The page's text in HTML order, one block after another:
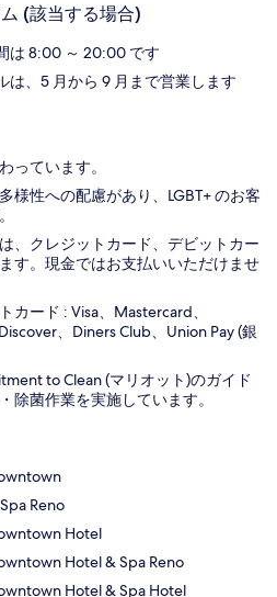
(該当する場合)
は 8:00 ～ 20:00 です
は、5 月から 9 月まで営業します
っています。
様性への配慮があり、LGBT+ のお客
、クレジットカード、デビットカー
す。現金ではお支払いいただけませ
カード : Visa、Mastercard、
、Diners Club、Union Pay (銀
to Clean (マリオット)のガイド
除菌作業を実施しています。
Reno
Hotel
Hotel & Spa Reno
Hotel & Spa Hotel